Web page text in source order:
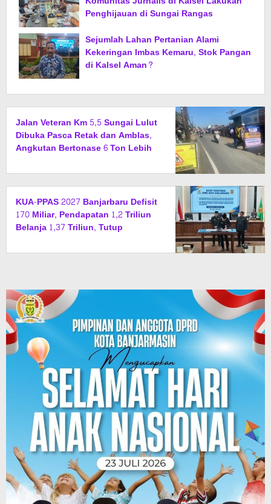
Penghijauan di Sungai Rangas
Sejumlah Lahan Pertanian Alami
Kekeringan Imbas Kemaru, Stok Pangan
di Kalsel Aman?
Jalan Veteran Km 5,5 Sungai Lulut
Dibuka Pasca Retak dan Amblas,
Angkutan Bertonase 6 Ton Lebih
KUA-PPAS 2027 Banjarbaru Defisit
170 Miliar, Pendapatan 1,2 Triliun
Belanja 1,37 Triliun, Tutup